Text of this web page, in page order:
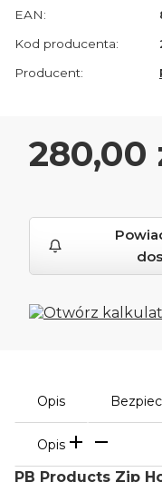
EAN:
Kod producenta:
Producent:
Cena
280,00
Opis
Opis
PB Products Zip